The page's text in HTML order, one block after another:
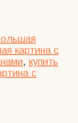
картина с
, купить
с